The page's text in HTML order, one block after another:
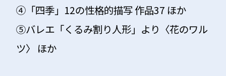
④「四季」12の性格的描写 作品37 ほか
⑤バレエ「くるみ割り人形」より〈花のワル
ツ〉 ほか